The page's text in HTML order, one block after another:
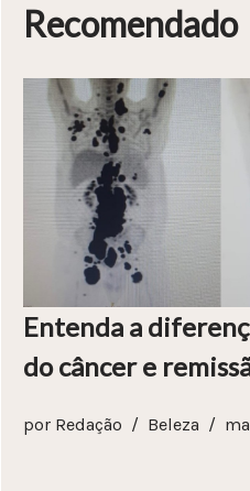
Recomendado
Entenda a
do câncer e
por Redação Beleza